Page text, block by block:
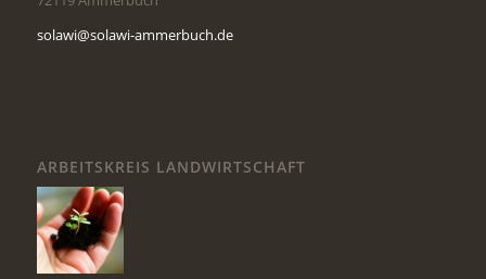
solawi@solawi-ammerbuch.de
ARBEITSKREIS LANDWIRTSCHAFT